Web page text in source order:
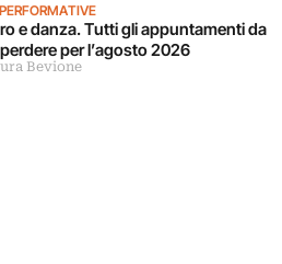
e danza. Tutti gli appuntamenti da
per l’agosto 2026
Bevione